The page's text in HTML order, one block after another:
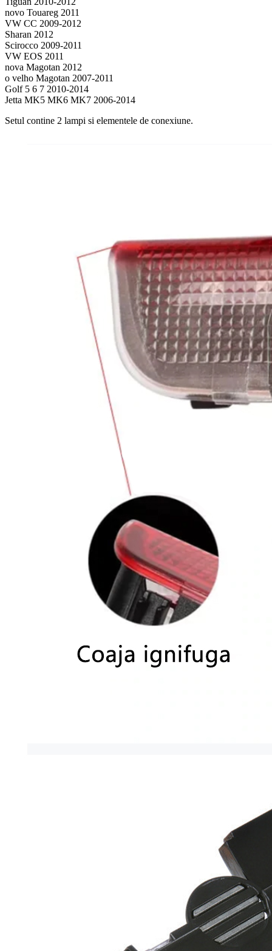
novo Touareg 2011
VW CC 2009-2012
Sharan 2012
Scirocco 2009-2011
VW EOS 2011
nova Magotan 2012
o velho Magotan 2007-2011
Golf 5 6 7 2010-2014
Jetta MK5 MK6 MK7 2006-2014
Setul contine 2 lampi si elementele de conexiune.